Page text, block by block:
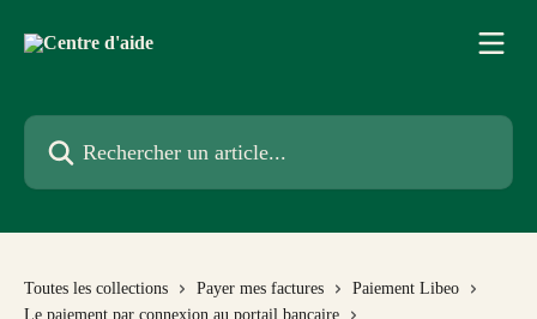
Rechercher un article...
Toutes les collections Payer mes factures
Paiement Libeo
Le paiement par connexion au portail bancaire